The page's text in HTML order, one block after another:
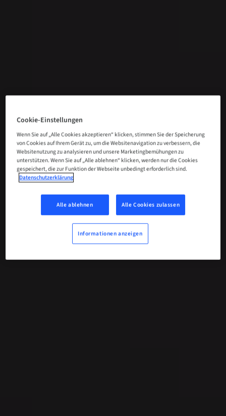
Cookie-Einstellungen
Wenn Sie auf „Alle Cookies akzeptieren“ klicken, stimmen Sie der Speicherung
von Cookies auf Ihrem Gerät zu, um die Websitenavigation zu verbessern, die
Websitenutzung zu analysieren und unsere Marketingbemühungen zu
unterstützen. Wenn Sie auf „Alle ablehnen“ klicken, werden nur die Cookies
gespeichert, die zur Funktion der Webseite unbedingt erforderlich sind.
Datenschutzerklärung
Alle ablehnen Alle Cookies zulassen
Informationen anzeigen